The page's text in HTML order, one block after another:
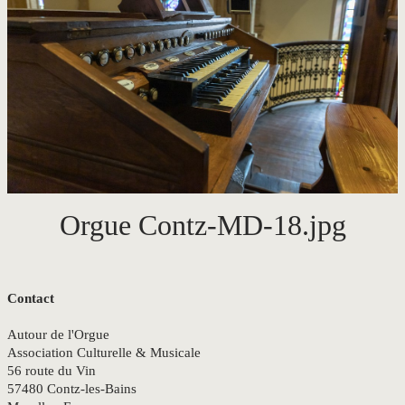
CONTACT
Orgue Contz-MD-18.jpg
Contact
Autour de l'Orgue
Association Culturelle & Musicale
56 route du Vin
57480 Contz-les-Bains